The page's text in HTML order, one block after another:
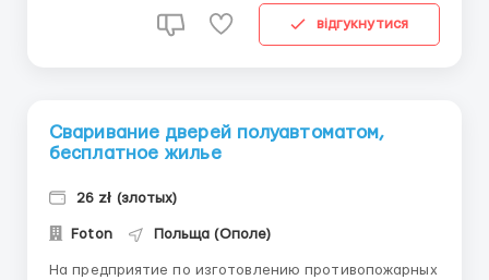
Оформляем карты побыта Рабочий день: 10 часов (в
відгукнутися
Сваривание дверей полуавтоматом,
бесплатное жилье
26 zł (злотых)
Foton Польща (Ополе)
На предприятие по изготовлению противопожарных